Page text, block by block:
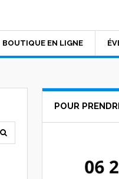
BOUTIQUE EN LIGNE
POUR